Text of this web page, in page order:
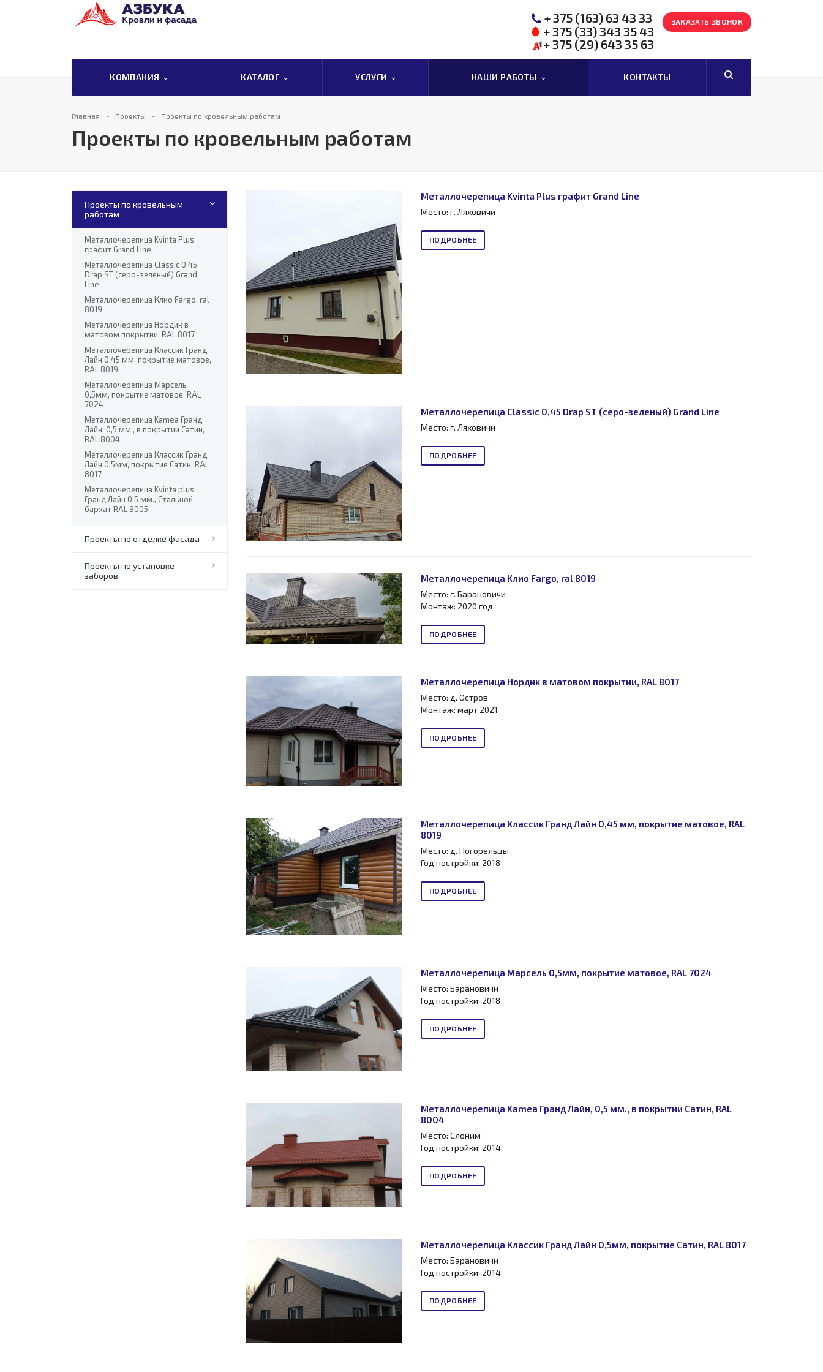
ЗАКАЗАТЬ ЗВОНОК
+ 375 (163)63 43 33
+ 375 (33)343 35 43
+ 375 (29)643 35 63
КОМПАНИЯ КАТАЛОГ УСЛУГИ НАШИ РАБОТЫ КОНТАКТЫ
Главная Проекты Проекты по кровельным работам
Проекты по кровельным работам
Проекты по кровельным
работам
Металлочерепица Kvinta Plus
графит Grand Line
Металлочерепица Classic 0,45
Drap ST (серо-зеленый) Grand
Line
Металлочерепица Клио Fargo, ral
8019
Металлочерепица Нордик в
матовом покрытии, RAL 8017
Металлочерепица Классик Гранд
Лайн 0,45 мм, покрытие матовое,
RAL 8019
Металлочерепица Марсель
0,5мм, покрытие матовое, RAL
7024
Металлочерепица Kamea Гранд
Лайн, 0,5 мм., в покрытии Сатин,
RAL 8004
Металлочерепица Классик Гранд
Лайн 0,5мм, покрытие Сатин, RAL
8017
Металлочерепица Kvinta plus
Гранд Лайн 0,5 мм., Стальной
бархат RAL 9005
Проекты по отделке фасада
Проекты по установке
заборов
Металлочерепица Kvinta Plus графит Grand Line
Место: г. Ляховичи
ПОДРОБНЕЕ
Металлочерепица Classic 0,45 Drap ST (серо-зеленый) Grand Line
Место: г. Ляховичи
ПОДРОБНЕЕ
Металлочерепица Клио Fargo, ral 8019
Место: г. Барановичи
Монтаж: 2020 год.
ПОДРОБНЕЕ
Металлочерепица Нордик в матовом покрытии, RAL 8017
Место: д. Остров
Монтаж: март 2021
ПОДРОБНЕЕ
Металлочерепица Классик Гранд Лайн 0,45 мм, покрытие матовое, RAL
8019
Место: д. Погорельцы
Год постройки: 2018
ПОДРОБНЕЕ
Металлочерепица Марсель 0,5мм, покрытие матовое, RAL 7024
Место: Барановичи
Год постройки: 2018
ПОДРОБНЕЕ
Металлочерепица Kamea Гранд Лайн, 0,5 мм., в покрытии Сатин, RAL
8004
Место: Слоним
Год постройки: 2014
ПОДРОБНЕЕ
Металлочерепица Классик Гранд Лайн 0,5мм, покрытие Сатин, RAL 8017
Место: Барановичи
Год постройки: 2014
ПОДРОБНЕЕ